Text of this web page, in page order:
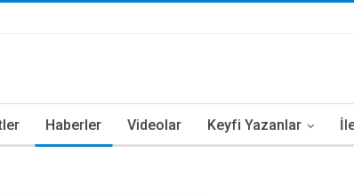
Haberler Videolar Keyfi Yazanlar